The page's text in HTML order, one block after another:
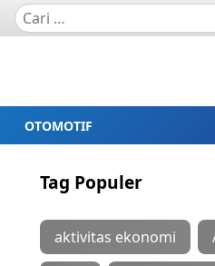
OTOMOTIF
Tag Populer
aktivitas ekonomi